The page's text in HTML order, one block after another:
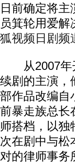
日前确定将
员箕轮用爱
狐视频日剧频
从2007年开
续剧的主演，
部作品改编自
前暴走族总长
师搭档，以独
次在剧中与松
对的律师事务